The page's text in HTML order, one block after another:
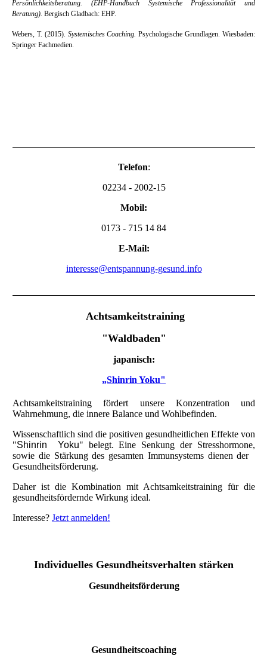
Persönlichkeitsberatung.
(EHP-Handbuch Systemische Professionalität und
Beratung). Bergisch Gladbach: EHP.
Webers, T. (2015). Systemisches Coaching. Psychologische Grundlagen. Wiesbaden:
Springer Fachmedien.
Telefon:
02234 - 2002-15
Mobil:
0173 - 715 14 84
E-Mail:
interesse@entspannung-gesund.info
Achtsamkeitstraining
"Waldbaden"
japanisch:
„Shinrin Yoku"
Achtsamkeitstraining fördert unsere Konzentration und
Wahrnehmung, die innere Balance und Wohlbefinden.
Wissenschaftlich sind die positiven gesundheitlichen Effekte von
"Shinrin Yoku" belegt. Eine Senkung der Stresshormone,
sowie die Stärkung des gesamten Immunsystems dienen der
Gesundheitsförderung.
Daher ist die Kombination mit Achtsamkeitstraining für die
gesundheitsfördernde Wirkung ideal.
Interesse? Jetzt anmelden!
Individuelles Gesundheitsverhalten stärken
Gesundheitsförderung
Gesundheitscoaching